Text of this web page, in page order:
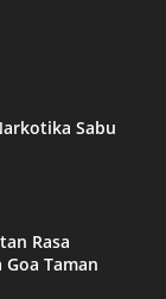
Sabu
Rasa
Taman